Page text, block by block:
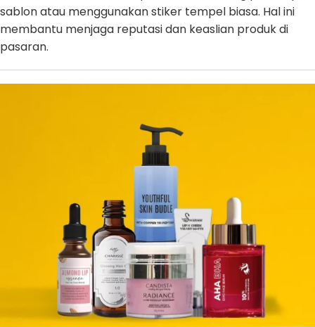
sablon atau menggunakan stiker tempel biasa. Hal ini
membantu menjaga reputasi dan keaslian produk di
pasaran.